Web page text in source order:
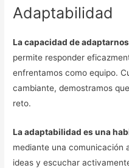
Adaptabilidad
La capacidad de
permite responder
enfrentamos como equipo.
cambiante, demostramos
reto.
La adaptabilidad es una
mediante una comunicación
ideas y escuchar